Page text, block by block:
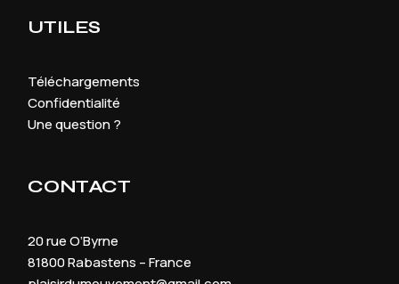
UTILES
Téléchargements
Confidentialité
Une question ?
CONTACT
20 rue O’Byrne
81800 Rabastens – France